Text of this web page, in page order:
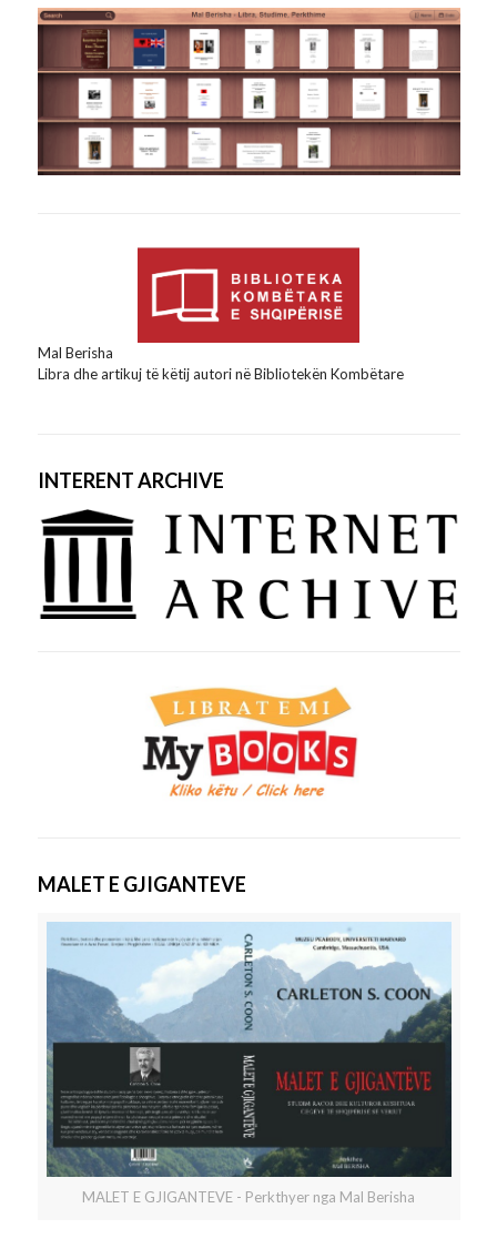
Mal Berisha
Libra dhe artikuj të këtij autori në Bibliotekën Kombëtare
INTERENT ARCHIVE
MALET E GJIGANTEVE
MALET E GJIGANTEVE - Perkthyer nga Mal Berisha